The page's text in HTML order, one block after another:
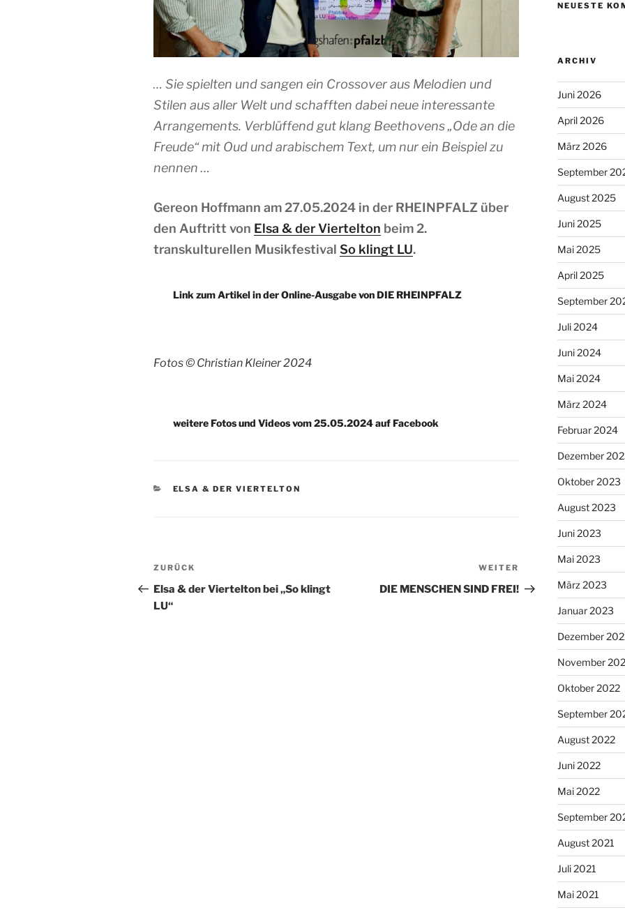
… Sie spielten und sangen ein Crossover aus Melodien und
Stilen aus aller Welt und schafften dabei neue interessante
Arrangements. Verblüffend gut klang Beethovens „Ode an die
Freude“ mit Oud und arabischem Text, um nur ein Beispiel zu
nennen …
Gereon Hoffmann am 27.05.2024 in der RHEINPFALZ über
den Auftritt von Elsa & der Viertelton beim 2.
transkulturellen Musikfestival So klingt LU.
Link zum Artikel in der Online-Ausgabe von DIE RHEINPFALZ
Fotos © Christian Kleiner 2024
weitere Fotos und Videos vom 25.05.2024 auf Facebook
KATEGORIEN
ELSA & DER VIERTELTON
Beitragsnavigation
Vorheriger
Beitrag
ZURÜCK
Elsa & der Viertelton bei „So klingt
LU“
Nächster
Beitrag
WEITER
DIE MENSCHEN SIND FREI!
NEUESTE
ARCHIV
Juni 2026
April 2026
März 2026
September
August 2025
Juni 2025
Mai 2025
April 2025
September
Juli 2024
Juni 2024
Mai 2024
März 2024
Februar 2024
Dezember
Oktober 2023
August 2023
Juni 2023
Mai 2023
März 2023
Januar 2023
Dezember
November
Oktober 2022
September
August 2022
Juni 2022
Mai 2022
September
August 2021
Juli 2021
Mai 2021